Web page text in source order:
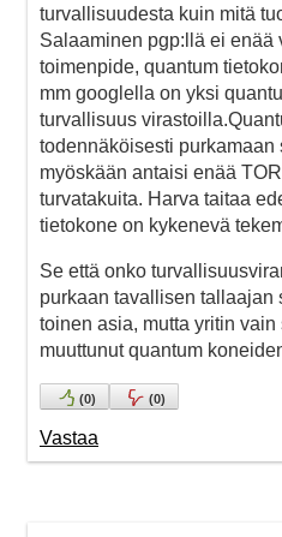
turvallisuudesta kuin mitä
Salaaminen pgp:llä ei enää
toimenpide, quantum
mm googlella on yksi
turvallisuus
todennäköisesti purkamaan
myöskään antaisi enää
turvatakuita. Harva taitaa
tietokone on kykenevä
Se että onko
purkaan tavallisen tallaajan
toinen asia, mutta yritin
muuttunut quantum
(0) (0)
Vastaa